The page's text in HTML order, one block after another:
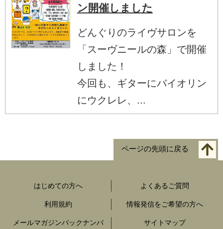
ン開催しました
どんぐりのライヴサロンを
「スーヴニールの森」で開催
しました！
今回も、ギターにバイオリン
にウクレレ、...
ページの先頭に戻る
はじめての方へ よくあるご質問
利用規約 情報発信をご希望の方へ
メールマガジンバックナンバ サイトマップ